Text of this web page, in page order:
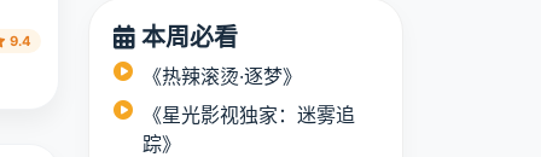
本周必看
《热辣滚烫·逐梦》
《星光影视独家：迷雾追
踪》